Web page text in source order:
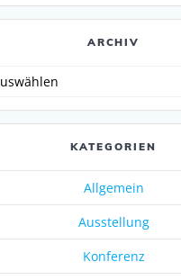
ARCHIV
KATEGORIEN
Allgemein
Ausstellung
Konferenz